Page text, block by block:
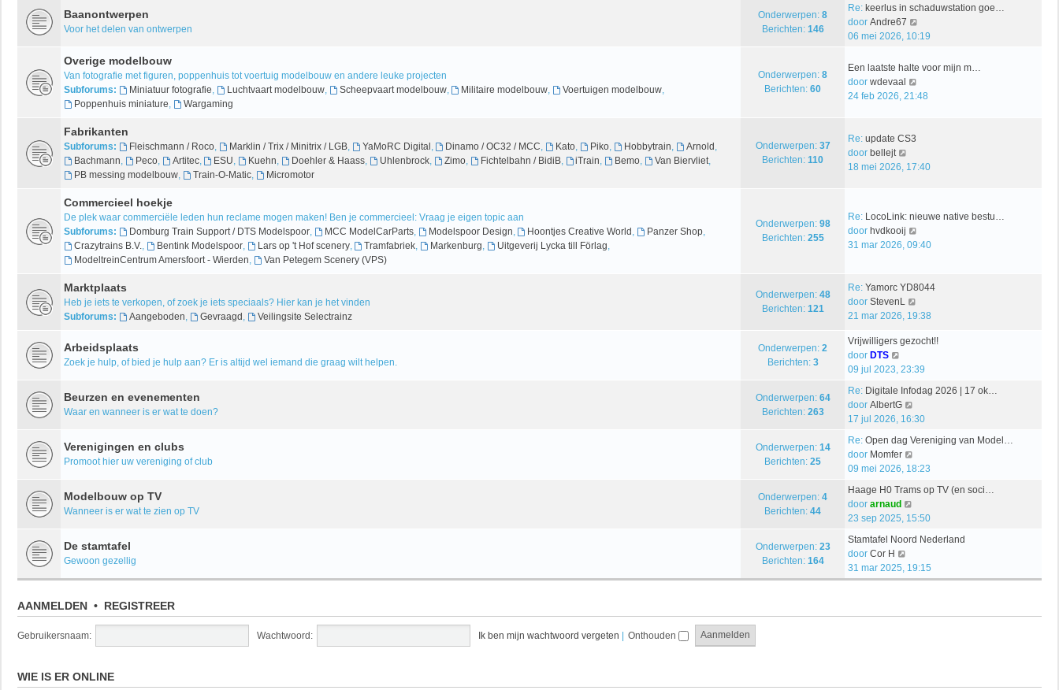
h s
e
e
i
l
s
i
j
k
a
a
t
e
b
e
c
h
t
Baanontwerpen
Voor het delen van ontwerpen
Onderwerpen: 8
Berichten: 146
Re: keerlus in schaduwstation goe…
door Andre67
e
i
k
s
e
i
t
06 mei 2026, 10:19
Overige modelbouw
Van fotografie met figuren, poppenhuis tot voertuig modelbouw en andere leuke projecten
Subforums:
Miniatuur fotografie, Luchtvaart modelbouw, Scheepvaart modelbouw, Militaire modelbouw, Voertuigen modelbouw,
Poppenhuis miniature, Wargaming
Onderwerpen: 8
Berichten: 60
Een laatste halte voor mijn m…
door wdevaal
e
l
s
e
r
c
h
24 feb 2026, 21:48
Fabrikanten
Subforums: Fleischmann / Roco, Marklin / Trix / Minitrix / LGB, YaMoRC Digital, Dinamo / OC32 / MCC, Kato, Piko, Hobbytrain, Arnold,
Bachmann, Peco, Artitec, ESU, Kuehn, Doehler & Haass, Uhlenbrock, Zimo, Fichtelbahn / BidiB, iTrain, Bemo, Van Biervliet,
PB messing modelbouw, Train-O-Matic, Micromotor
Onderwerpen: 37
Berichten: 110
Re: update CS3
door bellejt
e
k
l
a
s
t
e
b
r
c
h
t
18 mei 2026, 17:40
Commercieel hoekje
De plek waar commerciële leden hun reclame mogen maken! Ben je commercieel: Vraag je eigen topic aan
Subforums:
Domburg Train Support / DTS Modelspoor, MCC ModelCarParts, Modelspoor Design, Hoontjes Creative World, Panzer Shop,
Crazytrains B.V., Bentink Modelspoor, Lars op 't Hof scenery, Tramfabriek, Markenburg, Uitgeverij Lycka till Förlag,
ModeltreinCentrum Amersfoort - Wierden, Van Petegem Scenery (VPS)
Onderwerpen: 98
Berichten: 255
Re: LocoLink: nieuwe native bestu…
door hvdkooij
e
j
l
a
s
t
b
r
c
h
31 mar 2026, 09:40
Marktplaats
Heb je iets te verkopen, of zoek je iets speciaals? Hier kan je het vinden
Subforums:
Aangeboden, Gevraagd, Veilingsite Selectrainz
Onderwerpen: 48
Berichten: 121
Re: Yamorc YD8044
door StevenL
e
i
k
l
a
s
e
b
r
c
t
21 mar 2026, 19:38
Arbeidsplaats
Zoek je hulp, of bied je hulp aan? Er is altijd wel iemand die graag wilt helpen.
Onderwerpen: 2
Berichten: 3
Vrijwilligers gezocht!!
door DTS
e
i
j
k
l
a
a
s
t
e
b
e
r
i
09 jul 2023, 23:39
Beurzen en evenementen
Waar en wanneer is er wat te doen?
Onderwerpen: 64
Berichten: 263
Re: Digitale Infodag 2026 | 17 ok…
door AlbertG
e
i
k
l
a
s
e
r
17 jul 2026, 16:30
Verenigingen en clubs
Promoot hier uw vereniging of club
Onderwerpen: 14
Berichten: 25
Re: Open dag Vereniging van Model…
door Momfer
e
i
k
l
a
t
09 mei 2026, 18:23
Modelbouw op TV
Wanneer is er wat te zien op TV
Onderwerpen: 4
Berichten: 44
Haage H0 Trams op TV (en soci…
door arnaud
e
i
k
a
b
23 sep 2025, 15:50
De stamtafel
Gewoon gezellig
Onderwerpen: 23
Berichten: 164
Stamtafel Noord Nederland
door Cor H
e
k
31 mar 2025, 19:15
AANMELDEN • REGISTREER
Gebruikersnaam: Wachtwoord: Ik ben mijn wachtwoord vergeten | Onthouden
WIE IS ER ONLINE